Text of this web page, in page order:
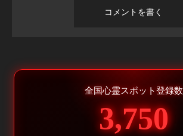
全国心霊スポット登録数
3,750